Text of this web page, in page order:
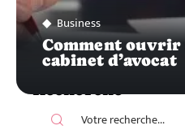
Business
Comment ouvrir
cabinet d’avocat